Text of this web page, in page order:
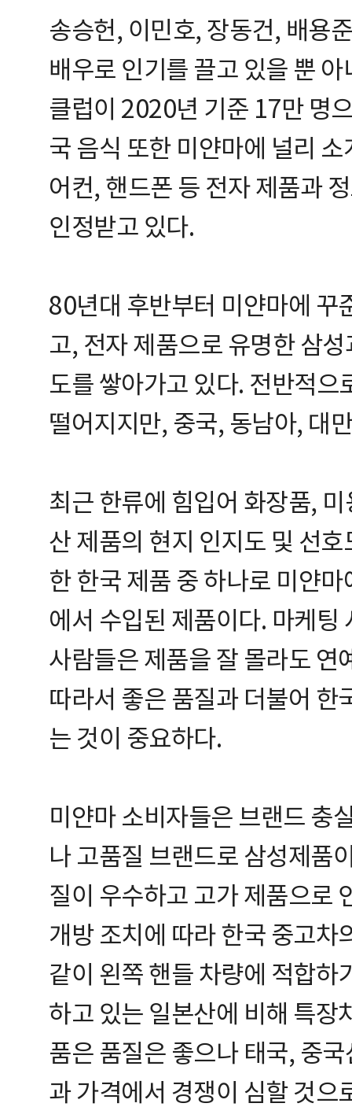
송승헌, 이민호, 장동건, 배용
배우로 인기를 끌고 있을 뿐
클럽이 2020년 기준 17만 명
국 음식 또한 미얀마에 널리
어컨, 핸드폰 등 전자 제품과
인정받고 있다.
80년대 후반부터 미얀마에 꾸
고, 전자 제품으로 유명한 삼
도를 쌓아가고 있다. 전반적으
떨어지지만, 중국, 동남아, 대
최근 한류에 힘입어 화장품,
산 제품의 현지 인지도 및 선
한 한국 제품 중 하나로 미얀
에서 수입된 제품이다. 마케팅
사람들은 제품을 잘 몰라도 연
따라서 좋은 품질과 더불어 한
는 것이 중요하다.
미얀마 소비자들은 브랜드 충
나 고품질 브랜드로 삼성제품
질이 우수하고 고가 제품으로
개방 조치에 따라 한국 중고차
같이 왼쪽 핸들 차량에 적합
하고 있는 일본산에 비해 특장
품은 품질은 좋으나 태국, 중
과 가격에서 경쟁이 심할 것